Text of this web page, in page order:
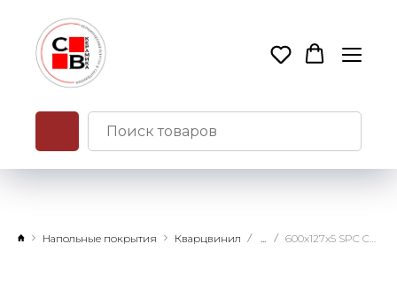
Напольные покрытия Кварцвинил